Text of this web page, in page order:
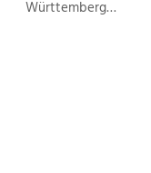
Württemberg…